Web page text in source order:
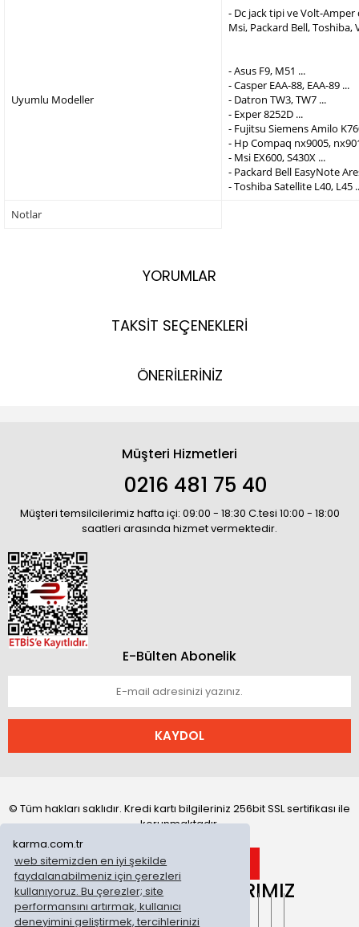
karma.com.tr
web sitemizden en iyi şekilde
faydalanabilmeniz için çerezleri
kullanıyoruz. Bu çerezler; site
performansını artırmak, kullanıcı
deneyimini geliştirmek, tercihlerinizi
Uyumlu Modeller
- Dc jack tipi ve Volt-
Msi, Packard Bell,
- Asus F9, M51 ...
- Casper EAA-88, EAA-89 ...
- Datron TW3, TW7 ...
- Exper 8252D ...
- Fujitsu Siemens Amilo
- Hp Compaq nx9005,
- Msi EX600, S430X ...
- Packard Bell EasyNote
- Toshiba Satellite L40, L45
Notlar
YORUMLAR
TAKSİT SEÇENEKLERİ
ÖNERİLERİNİZ
Müşteri Hizmetleri
0216 481 75 40
Müşteri temsilcilerimiz hafta içi: 09:00 - 18:30 C.tesi 10:00 - 18:00
saatleri arasında hizmet vermektedir.
E-Bülten Abonelik
KAYDOL
© Tüm hakları saklıdır. Kredi kartı bilgileriniz 256bit SSL sertifikası ile
korunmaktadır.
ONLİNE MAĞAZALARIMIZ